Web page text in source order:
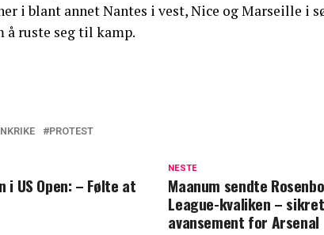
i blant annet Nantes i vest, Nice og Marseille i
å ruste seg til kamp.
PROTEST
NESTE
Maanum sendte
League-kvaliken –
avansement for Arsenal
US Open: – Følte at